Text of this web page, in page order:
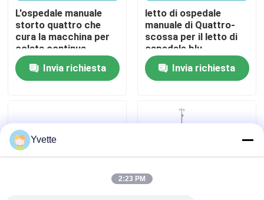
Controllo Qualità
Contattaci
Notizie
letto di consegna dell'ospedale
L'ospedale manuale
storto quattro che
cura la macchina per
colata continua
paziente di controllo
del letto protegge
rivestito con resina
Invia richiesta
letto di ospedale
manuale di Quattro-
scossa per il letto di
ospedale blu
dell'ospedale
Invia richiesta
Yvette
2:23 PM